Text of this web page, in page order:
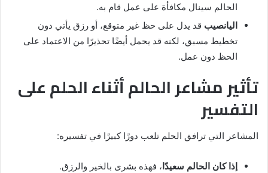
الحالم سينال مكافأة على عمل قام به.
اليانصيب قد يدل على حظ غير متوقع، أو رزق يأتي دون
تخطيط مسبق، لكنه قد يحمل أيضًا تحذيرًا من الاعتماد على
الحظ دون عمل.
تأثير مشاعر الحالم أثناء الحلم على
التفسير
المشاعر التي ترافق الحلم تلعب دورًا كبيرًا في تفسيره:
إذا كان الحالم سعيدًا ، فهذه بشرى بالخير والرزق.